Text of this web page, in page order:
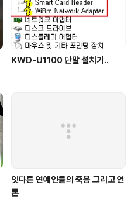
KWD-U1100 단말 설치기..
잇다른 연예인들의 죽음 그리고 언
론